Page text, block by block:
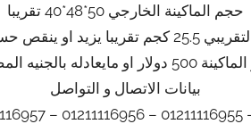
حجم الماكينة الخارجي 50*48*40 تقريبا
او ينقص حسب التحديثات
او مايعادله بالجنيه المصري
بيانات الاتصال و التواصل